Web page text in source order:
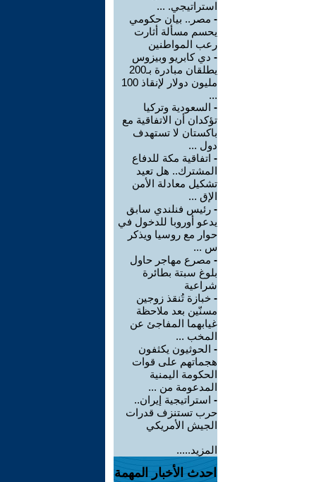
استراتيجي. ...
- مصر.. بيان حكومي
يحسم مسألة أثارت
رعب المواطنين
- دي كابريو وبيزوس
يطلقان مبادرة بـ200
مليون دولار لإنقاذ 100
...
- السعودية وتركيا
تؤكدان أن الاتفاقية مع
باكستان لا تستهدف
دول ...
- اتفاقية مكة للدفاع
المشترك.. هل تعيد
تشكيل معادلة الأمن
الإق ...
- رئيس فنلندي سابق
يدعو أوروبا للدخول في
حوار مع روسيا ويذكر
س ...
- مصرع مهاجر حاول
بلوغ سبتة بطائرة
شراعية
- خبازة تُنقذ زوجين
مسنّين بعد ملاحظة
غيابهما المفاجئ عن
المخب ...
- الحوثيون يكثفون
هجماتهم على قوات
الحكومة اليمنية
المدعومة من ...
- استراتيجية إيران..
حرب تستنزف قدرات
الجيش الأمريكي
المزيد.....
احدث الأخبار المهمة